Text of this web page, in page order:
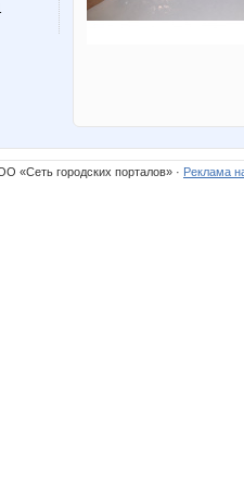
«Сеть городских порталов» · Реклама